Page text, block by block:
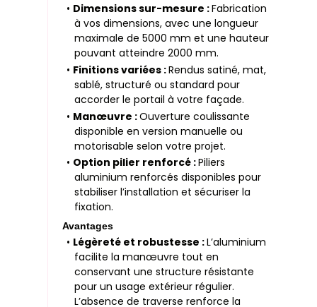
• Dimensions sur-mesure :Fabrication
à vos dimensions, avec une longueur
maximale de 5000 mm et une hauteur
pouvant atteindre 2000 mm.
• Finitions variées :Rendus satiné, mat,
sablé, structuré ou standard pour
accorder le portail à votre façade.
• Manœuvre :Ouverture coulissante
disponible en version manuelle ou
motorisable selon votre projet.
• Option pilier renforcé :Piliers
aluminium renforcés disponibles pour
stabiliser l’installation et sécuriser la
fixation.
Avantages
• Légèreté et robustesse :L’aluminium
facilite la manœuvre tout en
conservant une structure résistante
pour un usage extérieur régulier.
L’absence de traverse renforce la